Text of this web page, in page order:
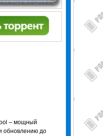
– мощный
обновлению до